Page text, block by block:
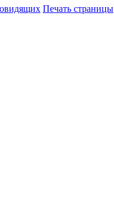
Печать страницы